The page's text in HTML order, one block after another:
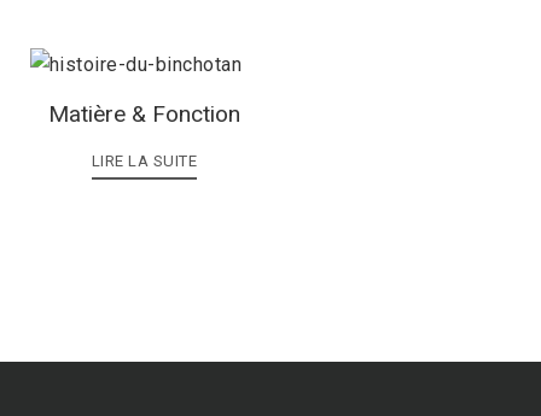
Matière & Fonction
LIRE LA SUITE